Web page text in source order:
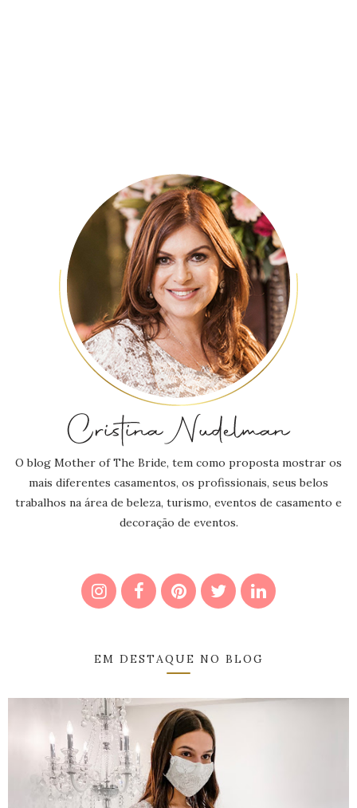
O blog Mother of The Bride, tem como proposta mostrar os
mais diferentes casamentos, os profissionais, seus belos
trabalhos na área de beleza, turismo, eventos de casamento e
decoração de eventos.
EM DESTAQUE NO BLOG